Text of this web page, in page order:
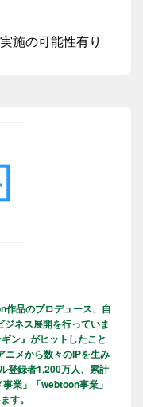
施の可能性有り
作品のプロデュース、自
ネス展開を行っていま
ン』がヒットしたこと
ニメから数々のIPを生み
登録者1,200万人、累計
業」「webtoon事業」
す。